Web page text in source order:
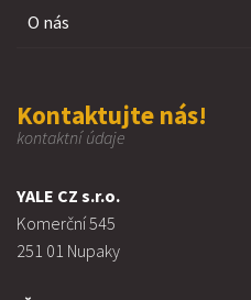
O nás
Kontaktujte nás!
kontaktní údaje
YALE CZ s.r.o.
Komerční 545
251 01 Nupaky